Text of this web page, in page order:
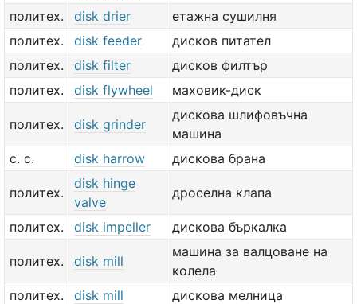
политех. disk drier
етажна сушилня
политех.
disk feeder
дисков питател
политех.
disk filter
дисков филтър
политех.
disk flywheel маховик-диск
политех. disk grinder
дискова шлифовъчна
машина
с. с.
disk harrow дискова брана
политех.
disk hinge
valve
дроселна клапа
политех. disk impeller дискова бъркалка
политех. disk mill
машина за валцоване на
колела
политех.
disk mill дискова мелница